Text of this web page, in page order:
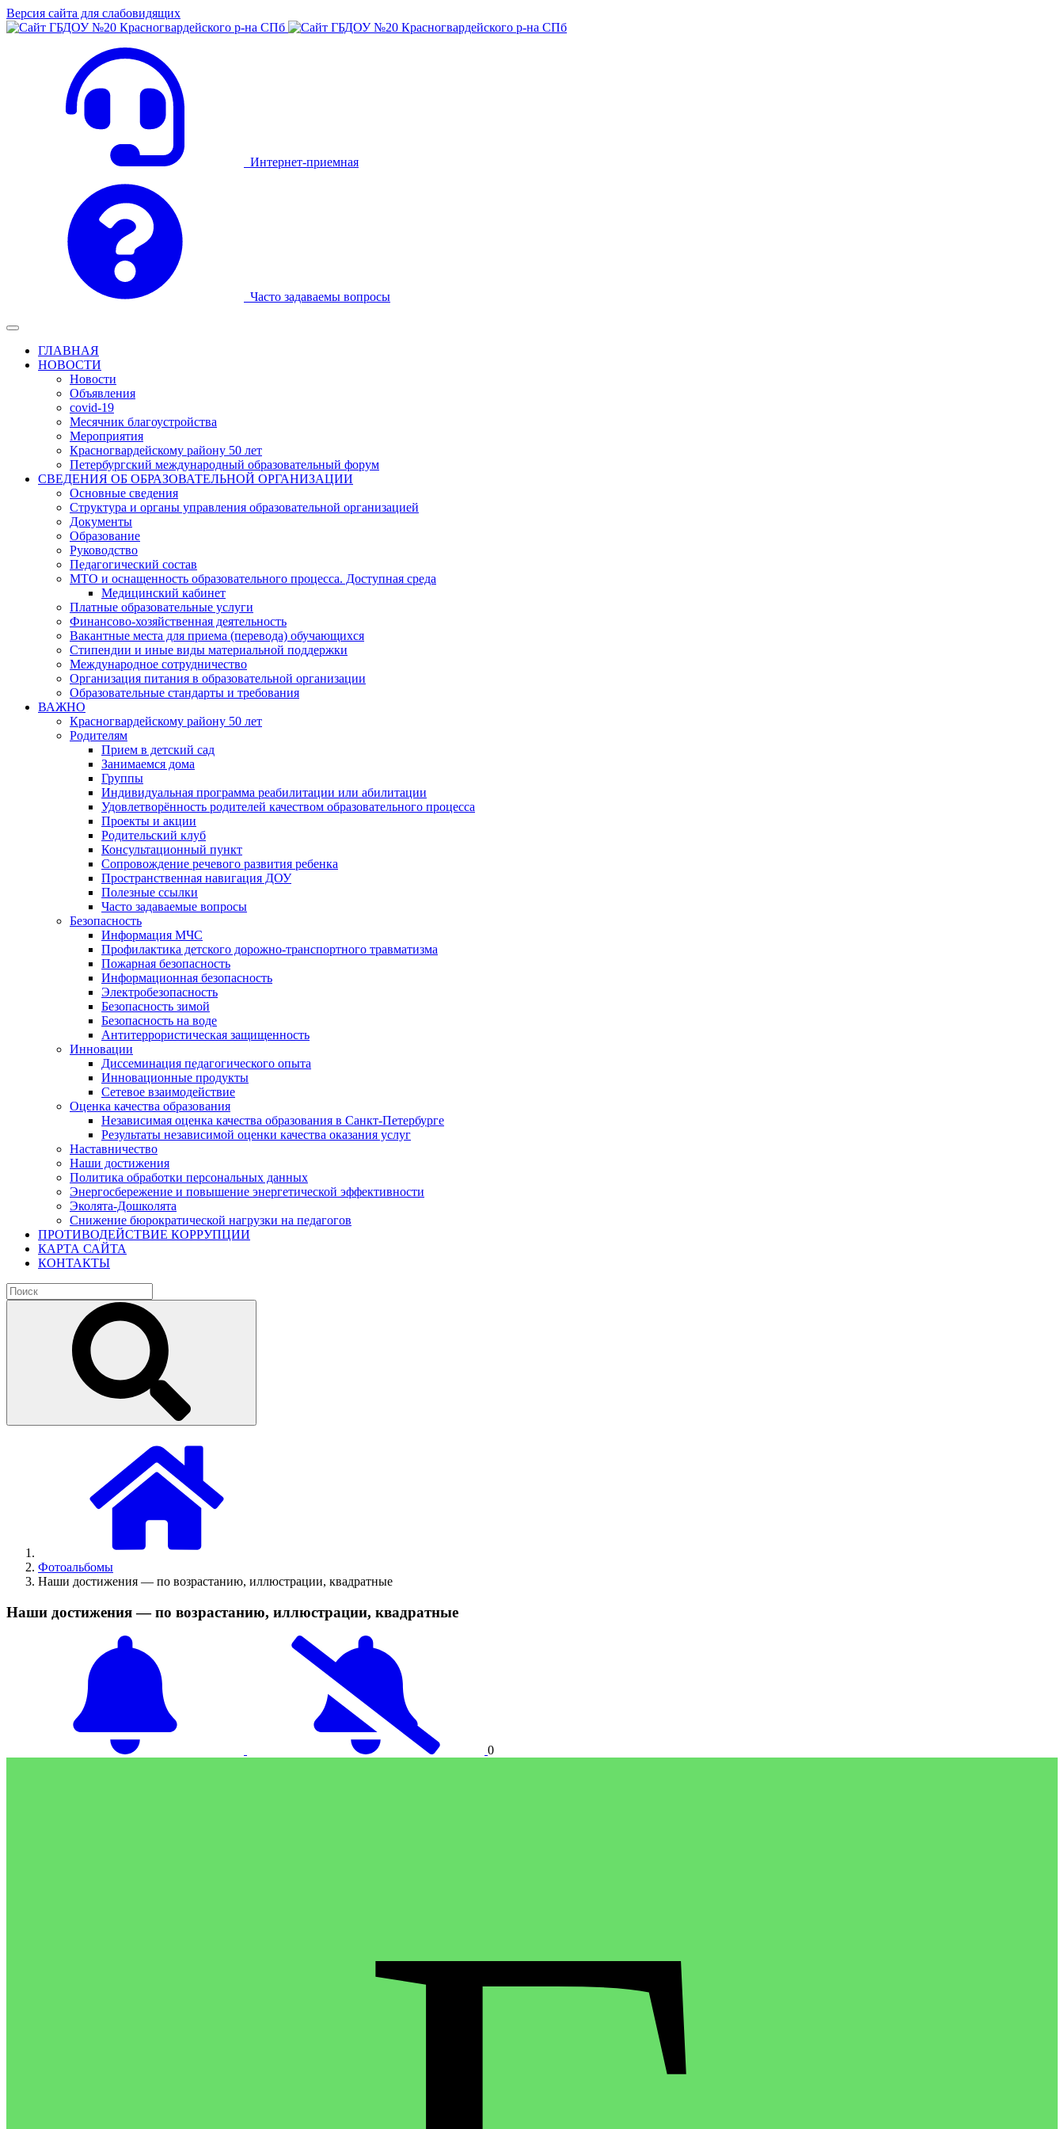
Версия сайта для слабовидящих
Интернет-приемная
Часто задаваемы вопросы
ГЛАВНАЯ
НОВОСТИ
Новости
Объявления
covid-19
Месячник благоустройства
Мероприятия
Красногвардейскому району 50 лет
Петербургский международный образовательный форум
СВЕДЕНИЯ ОБ ОБРАЗОВАТЕЛЬНОЙ ОРГАНИЗАЦИИ
Основные сведения
Структура и органы управления образовательной организацией
Документы
Образование
Руководство
Педагогический состав
МТО и оснащенность образовательного процесса. Доступная среда
Медицинский кабинет
Платные образовательные услуги
Финансово-хозяйственная деятельность
Вакантные места для приема (перевода) обучающихся
Стипендии и иные виды материальной поддержки
Международное сотрудничество
Организация питания в образовательной организации
Образовательные стандарты и требования
ВАЖНО
Красногвардейскому району 50 лет
Родителям
Прием в детский сад
Занимаемся дома
Группы
Индивидуальная программа реабилитации или абилитации
Удовлетворённость родителей качеством образовательного процесса
Проекты и акции
Родительский клуб
Консультационный пункт
Сопровождение речевого развития ребенка
Пространственная навигация ДОУ
Полезные ссылки
Часто задаваемые вопросы
Безопасность
Информация МЧС
Профилактика детского дорожно-транспортного травматизма
Пожарная безопасность
Информационная безопасность
Электробезопасность
Безопасность зимой
Безопасность на воде
Антитеррористическая защищенность
Инновации
Диссеминация педагогического опыта
Инновационные продукты
Сетевое взаимодействие
Оценка качества образования
Независимая оценка качества образования в Санкт-Петербурге
Результаты независимой оценки качества оказания услуг
Наставничество
Наши достижения
Политика обработки персональных данных
Энергосбережение и повышение энергетической эффективности
Эколята-Дошколята
Снижение бюрократической нагрузки на педагогов
ПРОТИВОДЕЙСТВИЕ КОРРУПЦИИ
КАРТА САЙТА
КОНТАКТЫ
Фотоальбомы
Наши достижения — по возрастанию, иллюстрации, квадратные
Наши достижения — по возрастанию, иллюстрации, квадратные
0